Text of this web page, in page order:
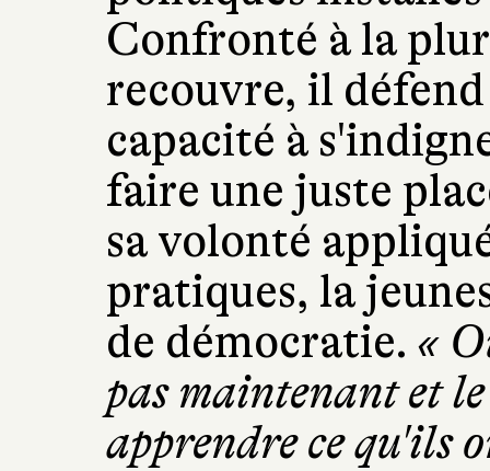
Confronté à la
recouvre, il défend
capacité à
faire une juste
sa volonté
pratiques, la
de démocratie. «
pas maintenant et
apprendre ce qu'ils